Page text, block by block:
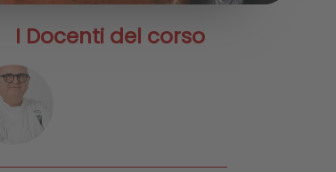
I Docenti del corso